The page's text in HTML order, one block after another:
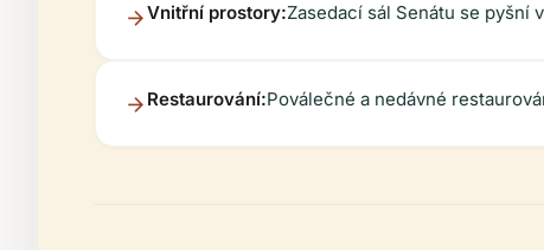
Vnitřní prostory:Zasedací sál Senátu se pyšní
Restaurování:Poválečné a nedávné